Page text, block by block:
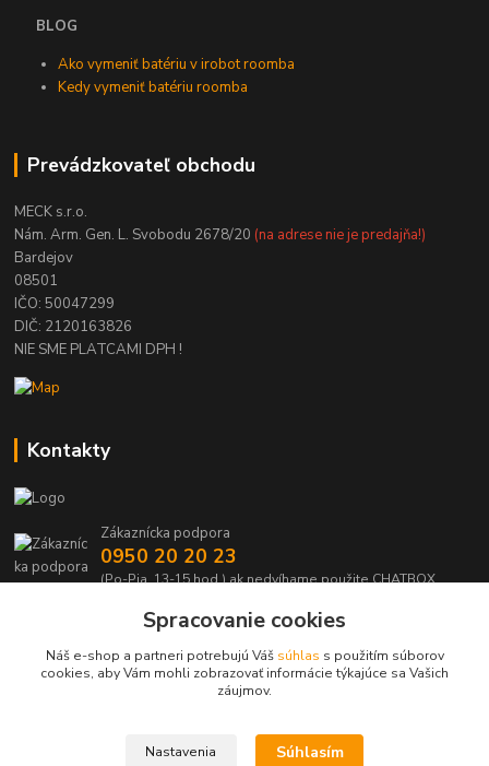
BLOG
Ako vymeniť batériu v irobot roomba
Kedy vymeniť batériu roomba
Prevádzkovateľ obchodu
MECK s.r.o.
Nám. Arm. Gen. L. Svobodu 2678/20 (na adrese nie je predajňa!)
Bardejov
08501
IČO: 50047299
DIČ: 2120163826
NIE SME PLATCAMI DPH !
Kontakty
Zákaznícka podpora
0950 20 20 23
(Po-Pia, 13-15 hod.) ak nedvíhame použite CHATBOX
info@kabelmanie.skSpracovanie cookies
Náš e-shop a partneri potrebujú Váš súhlas s použitím súborov
cookies, aby Vám mohli zobrazovať informácie týkajúce sa Vašich
záujmov.
Nastavenia Súhlasím